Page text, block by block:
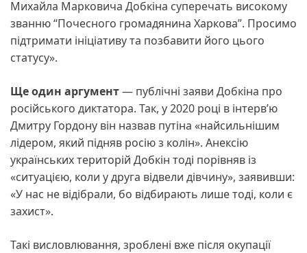
Михайла Марковича Добкіна суперечать високому
званню “Почесного громадянина Харкова”. Просимо
підтримати ініціативу та позбавити його цього
статусу».
Ще один аргумент— публічні заяви Добкіна про
російського диктатора. Так, у 2020 році в інтерв’ю
Дмитру Гордону він назвав путіна «найсильнішим
лідером, який підняв росію з колін». Анексію
українських територій Добкін тоді порівняв із
«ситуацією, коли у друга відвели дівчину», заявивши:
«У нас не відібрали, бо відбирають лише тоді, коли є
захист».
Такі висловлювання, зроблені вже після окупації